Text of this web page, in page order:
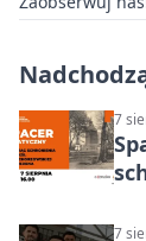
7
7